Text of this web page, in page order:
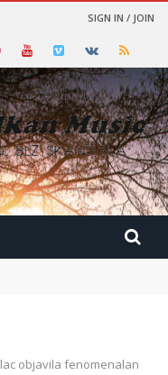
SIGN IN / JOIN
objavila fenomenalan